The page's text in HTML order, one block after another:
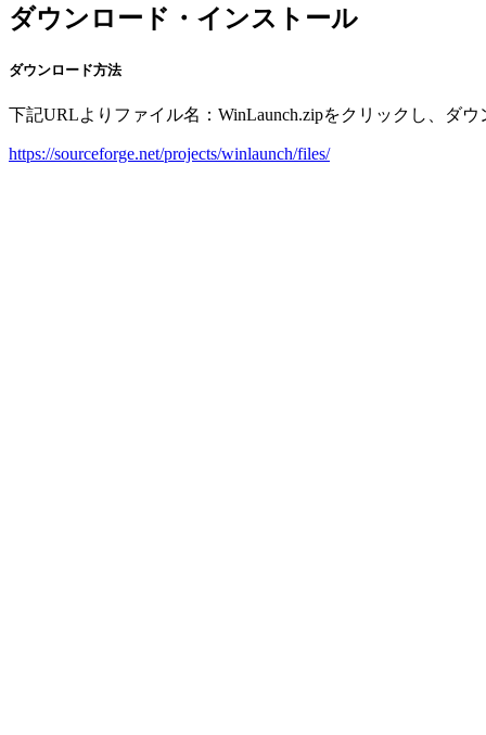
ダウンロード・インストール
ダウンロード方法
下記URLよりファイル名：WinLaunch.zipをクリックし、ダウ
https://sourceforge.net/projects/winlaunch/files/